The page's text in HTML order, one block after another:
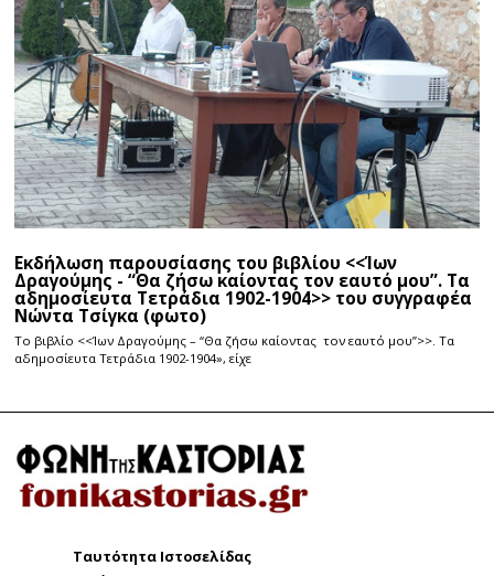
Εκδήλωση παρουσίασης του βιβλίου <<Ίων
Δραγούμης - “Θα ζήσω καίοντας τον εαυτό μου”. Τα
αδημοσίευτα Τετράδια 1902-1904>> του συγγραφέα
Νώντα Τσίγκα (φωτο)
Το βιβλίο <<Ίων Δραγούμης – “Θα ζήσω καίοντας τον εαυτό μου”>>. Τα
αδημοσίευτα Τετράδια 1902-1904», είχε
Ταυτότητα Ιστοσελίδας